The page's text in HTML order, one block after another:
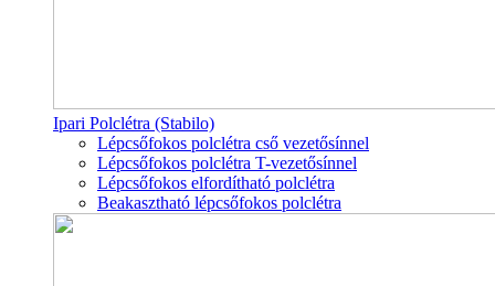
Ipari Polclétra (Stabilo)
Lépcsőfokos polclétra cső vezetősínnel
Lépcsőfokos polclétra T-vezetősínnel
Lépcsőfokos elfordítható polclétra
Beakasztható lépcsőfokos polclétra